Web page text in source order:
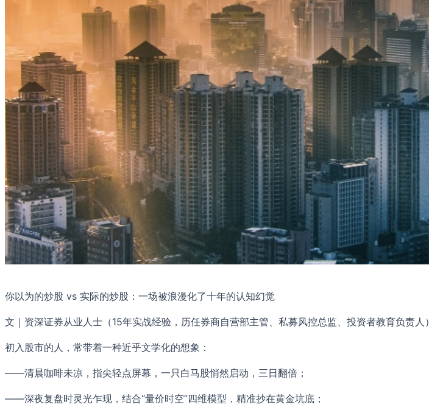
你以为的炒股 vs 实际的炒股：一场被浪漫化了十年的认知幻觉
文｜资深证券从业人士（15年实战经验，历任券商自营部主管、私募风控总监、投资者教育负责人）
初入股市的人，常带着一种近乎文学化的想象：
——清晨咖啡未凉，指尖轻点屏幕，一只白马股悄然启动，三日翻倍；
——深夜复盘时灵光乍现，结合“量价时空”四维模型，精准抄在黄金坑底；